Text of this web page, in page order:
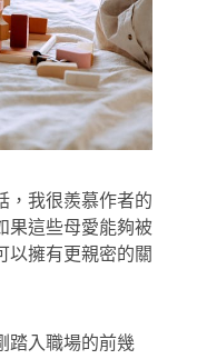
，我很羨慕作者的
果這些母愛能夠被
以擁有更親密的關
踏入職場的前幾